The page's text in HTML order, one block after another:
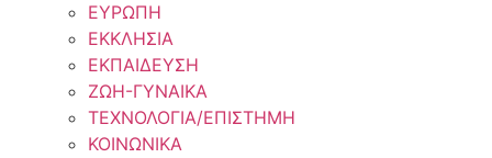
ΕΥΡΩΠΗ
ΕΚΚΛΗΣΙΑ
ΕΚΠΑΙΔΕΥΣΗ
ΖΩΗ-ΓΥΝΑΙΚΑ
ΤΕΧΝΟΛΟΓΙΑ/ΕΠΙΣΤΗΜΗ
ΚΟΙΝΩΝΙΚΑ